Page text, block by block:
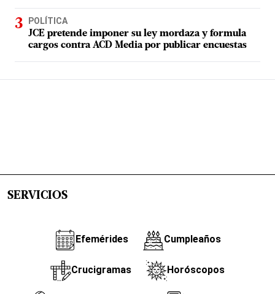
POLÍTICA
JCE pretende imponer su ley mordaza y formula
cargos contra ACD Media por publicar encuestas
SERVICIOS
Efemérides Cumpleaños
Crucigramas Horóscopos